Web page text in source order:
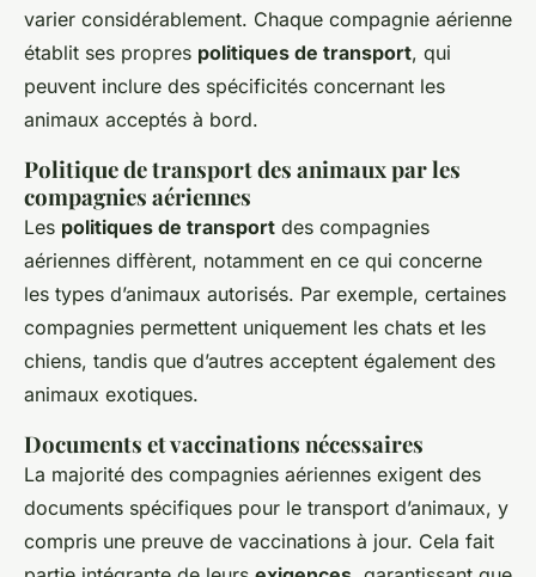
varier considérablement. Chaque compagnie aérienne
établit ses propres politiques de transport, qui
peuvent inclure des spécificités concernant les
animaux acceptés à bord.
Politique de transport des animaux par les
compagnies aériennes
Les politiques de transport des compagnies
aériennes diffèrent, notamment en ce qui concerne
les types d’animaux autorisés. Par exemple, certaines
compagnies permettent uniquement les chats et les
chiens, tandis que d’autres acceptent également des
animaux exotiques.
Documents et vaccinations nécessaires
La majorité des compagnies aériennes exigent des
documents spécifiques pour le transport d’animaux, y
compris une preuve de vaccinations à jour. Cela fait